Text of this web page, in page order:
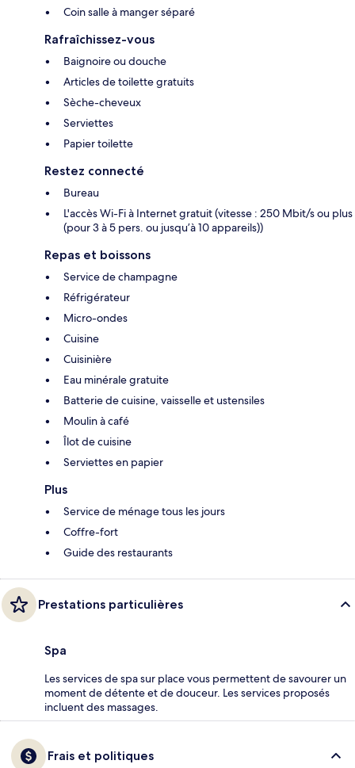
Coin salle à manger séparé
Rafraîchissez-vous
Baignoire ou douche
Articles de toilette gratuits
Sèche-cheveux
Serviettes
Papier toilette
Restez connecté
Bureau
L'accès Wi-Fi à Internet gratuit (vitesse : 250 Mbit/s ou plus
(pour 3 à 5 pers. ou jusqu’à 10 appareils))
Repas et boissons
Service de champagne
Réfrigérateur
Micro-ondes
Cuisine
Cuisinière
Eau minérale gratuite
Batterie de cuisine, vaisselle et ustensiles
Moulin à café
Îlot de cuisine
Serviettes en papier
Plus
Service de ménage tous les jours
Coffre-fort
Guide des restaurants
Prestations particulières
Spa
Les services de spa sur place vous permettent de savourer un
moment de détente et de douceur. Les services proposés
incluent des massages.
Frais et politiques